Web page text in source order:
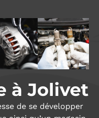
à Jolivet
de se développer